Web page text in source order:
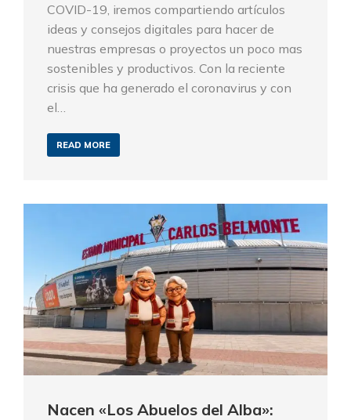
COVID-19, iremos compartiendo artículos
ideas y consejos digitales para hacer de
nuestras empresas o proyectos un poco mas
sostenibles y productivos. Con la reciente
crisis que ha generado el coronavirus y con
el…
READ MORE
Nacen «Los Abuelos del Alba»: